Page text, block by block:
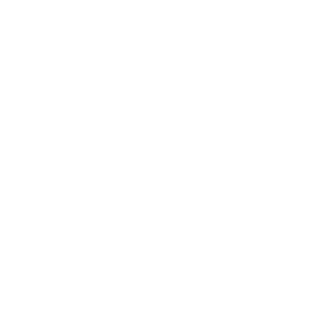
– ALB – TRICOLOR este alegerea perfectă pentru un
la primirea comenzii. Plata se face integral la plasarea